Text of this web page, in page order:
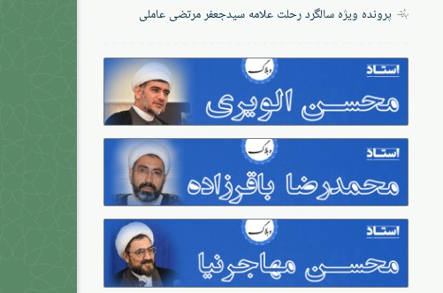
پرونده‌ ویژه سالگرد رحلت علامه سیدجعفر مرتضی عاملی